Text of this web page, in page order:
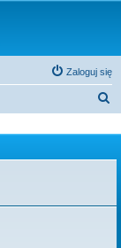
Zaloguj się
k
j